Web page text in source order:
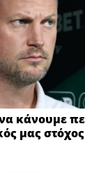
κάνουμε
μας